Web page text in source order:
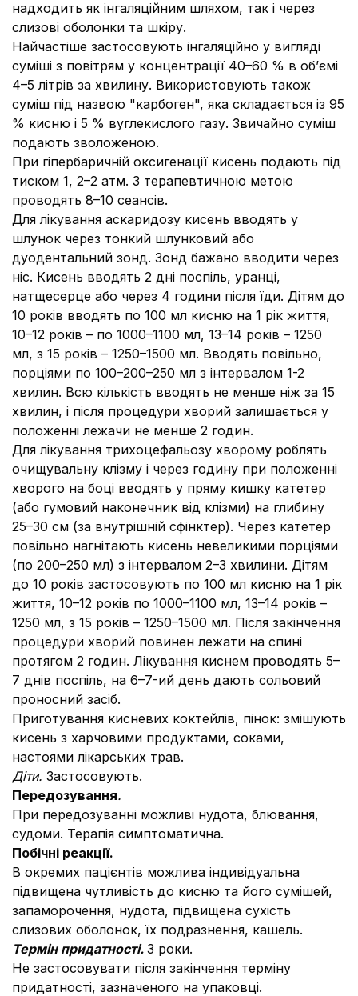
надходить як інгаляційним шляхом, так і через
слизові оболонки та шкіру.
Найчастіше застосовують інгаляційно у вигляді
суміші з повітрям у концентрації 40–60 % в об’ємі
4–5 літрів за хвилину. Використовують також
суміш під назвою "карбоген", яка складається із 95
% кисню і 5 % вуглекислого газу. Звичайно суміш
подають зволоженою.
При гіпербаричній оксигенації кисень подають під
тиском 1, 2–2 атм. З терапевтичною метою
проводять 8–10 сеансів.
Для лікування аскаридозу кисень вводять у
шлунок через тонкий шлунковий або
дуодентальний зонд. Зонд бажано вводити через
ніс. Кисень вводять 2 дні поспіль, уранці,
натщесерце або через 4 години після їди. Дітям до
10 років вводять по 100 мл кисню на 1 рік життя,
10–12 років – по 1000–1100 мл, 13–14 років – 1250
мл, з 15 років – 1250–1500 мл. Вводять повільно,
порціями по 100–200–250 мл з інтервалом 1-2
хвилин. Всю кількість вводять не менше ніж за 15
хвилин, і після процедури хворий залишається у
положенні лежачи не менше 2 годин.
Для лікування трихоцефальозу хворому роблять
очищувальну клізму і через годину при положенні
хворого на боці вводять у пряму кишку катетер
(або гумовий наконечник від клізми) на глибину
25–30 см (за внутрішній сфінктер). Через катетер
повільно нагнітають кисень невеликими порціями
(по 200–250 мл) з інтервалом 2–3 хвилини. Дітям
до 10 років застосовують по 100 мл кисню на 1 рік
життя, 10–12 років по 1000–1100 мл, 13–14 років –
1250 мл, з 15 років – 1250–1500 мл. Після закінчення
процедури хворий повинен лежати на спині
протягом 2 годин. Лікування киснем проводять 5–
7 днів поспіль, на 6–7-ий день дають сольовий
проносний засіб.
Приготування кисневих коктейлів, пінок: змішують
кисень з харчовими продуктами, соками,
настоями лікарських трав.
Діти. Застосовують.
Передозування.
При передозуванні можливі нудота, блювання,
судоми. Терапія симптоматична.
Побічні реакції.
В окремих пацієнтів можлива індивідуальна
підвищена чутливість до кисню та його сумішей,
запаморочення, нудота, підвищена сухість
слизових оболонок, їх подразнення, кашель.
Термін придатності. 3 роки.
Не застосовувати після закінчення терміну
придатності, зазначеного на упаковці.